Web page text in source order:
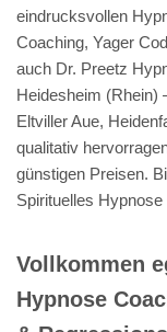
eindrucksvollen
Coaching, Yager
auch Dr. Preetz
Heidesheim (Rhein)
Eltviller Aue,
qualitativ
günstigen Preisen.
Spirituelles
Vollkommen
Hypnose